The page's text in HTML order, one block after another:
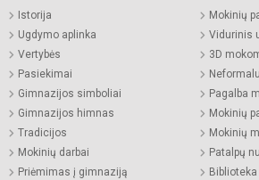
Istorija
Ugdymo aplinka
Vertybės
Pasiekimai
Gimnazijos simboliai
Gimnazijos himnas
Tradicijos
Mokinių darbai
Priėmimas į gimnaziją
Mokinių
Vidurinis
3D
Pagalba
Mokinių
Mokinių
Patalpų
Biblioteka